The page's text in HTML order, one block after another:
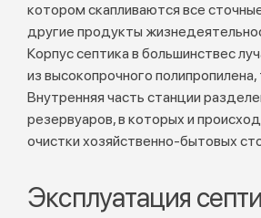
котором скапливаются все
другие продукты
Корпус септика в большинствес
из высокопрочного
Внутренняя часть станции
резервуаров, в которых и
очистки хозяйственно-бытовых
Эксплуатация